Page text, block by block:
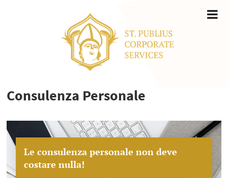
Consulenza Personale
Le consulenza personale non deve
costare nulla!